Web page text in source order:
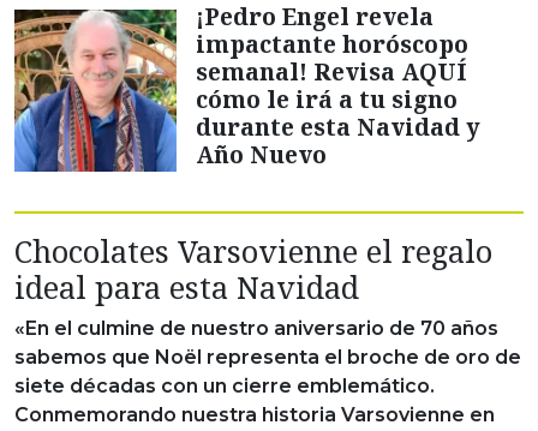
¡Pedro Engel revela
impactante horóscopo
semanal! Revisa AQUÍ
cómo le irá a tu signo
durante esta Navidad y
Año Nuevo
Chocolates Varsovienne el regalo
ideal para esta Navidad
«En el culmine de nuestro aniversario de 70 años
sabemos que Noël representa el broche de oro de
siete décadas con un cierre emblemático.
Conmemorando nuestra historia Varsovienne en